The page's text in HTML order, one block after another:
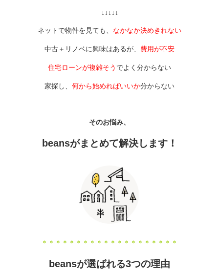
↓↓↓↓↓
ネットで物件を見ても、 なかなか決めきれない
中古＋リノベに興味はあるが、 費用が不安
住宅ローンが複雑そう でよく分からない
家探し、 何から始めればいいか分からない
そのお悩み、
beansがまとめて解決します！
＊＊＊＊＊＊＊＊＊＊＊＊＊＊＊＊＊＊＊＊
beansが選ばれる3つの理由